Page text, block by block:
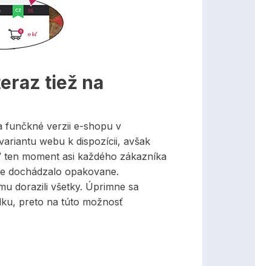
tiež na
funčkné verzii e-shopu v
webu k dispozícii, avšak
moment asi každého zákazníka
dochádzalo opakovane.
dorazili všetky. Úprimne sa
preto na túto možnosť